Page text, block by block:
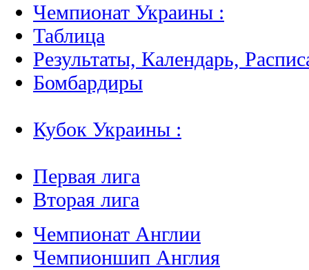
Чемпионат Украины :
Таблица
Результаты, Календарь,
Бомбардиры
Кубок Украины :
Первая лига
Вторая лига
Чемпионат Англии
Чемпионшип Англия